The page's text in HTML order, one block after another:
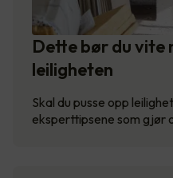
Dette bør du vite
leiligheten
Skal du pusse opp
eksperttipsene som gjør